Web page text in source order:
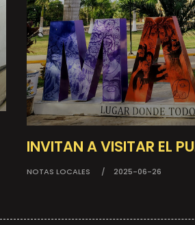
INVITAN A VISITAR EL
NOTAS LOCALES 2025-06-26